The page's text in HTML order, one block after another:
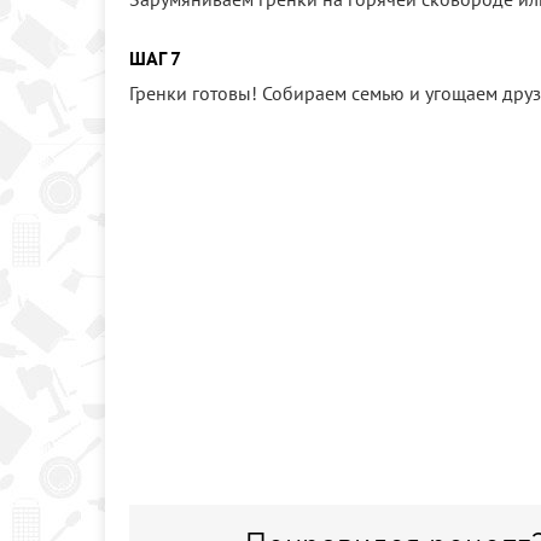
ШАГ 7
Гренки готовы! Собираем семью и угощаем